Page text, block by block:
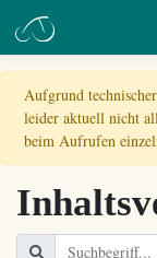
Aufgrund
leider aktuell nicht
beim Aufrufen